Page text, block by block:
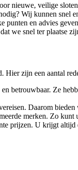
nieuwe, veilige
Wij kunnen snel
en advies
we snel ter plaatse
zijn een aantal
betrouwbaar. Ze
Daarom
merken. Zo
prijzen. U krijgt